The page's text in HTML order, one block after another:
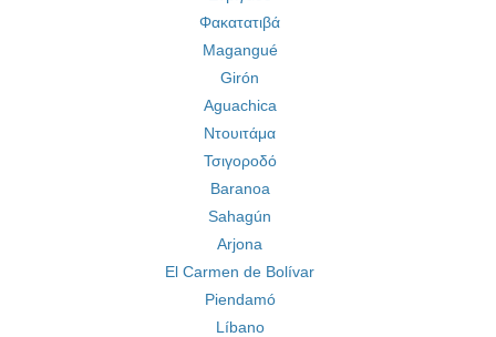
Φακατατιβά
Magangué
Girón
Aguachica
Ντουιτάμα
Τσιγοροδό
Baranoa
Sahagún
Arjona
El Carmen de Bolívar
Piendamó
Líbano